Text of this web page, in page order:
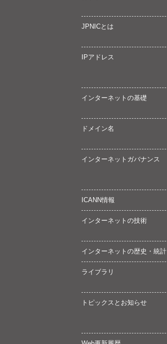
JPNICとは
IPアドレス
インターネットの基礎
ドメイン名
インターネットガバナンス
ICANN情報
インターネットの技術
インターネットの歴史・統計
ライブラリ
トピックスとお知らせ